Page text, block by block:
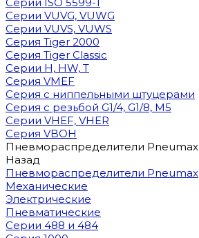
Серии VUVG, VUWG
Серии VUVS, VUWS
Серия Tiger 2000
Серия Tiger Classic
Серии H, HW, T
Серия VMEF
Серия с ниппельными штуцерами
Серия с резьбой G1/4, G1/8, М5
Серии VHEF, VHER
Серия VBOH
Пневмораспределители Pneumax
Назад
Пневмораспределители Pneumax
Механические
Электрические
Пневматические
Серии 488 и 484